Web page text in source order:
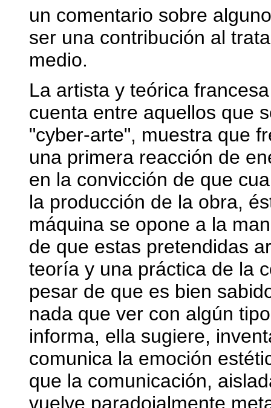
un comentario sobre
ser una contribución al
medio.
La artista y teórica
cuenta entre aquellos que
"cyber-arte", muestra que
una primera reacción de
en la convicción de que
la producción de la obra,
máquina se opone a la
de que estas pretendidas
teoría y una práctica de la
pesar de que es bien
nada que ver con algún
informa, ella sugiere,
comunica la emoción
que la comunicación,
vuelve paradojalmente